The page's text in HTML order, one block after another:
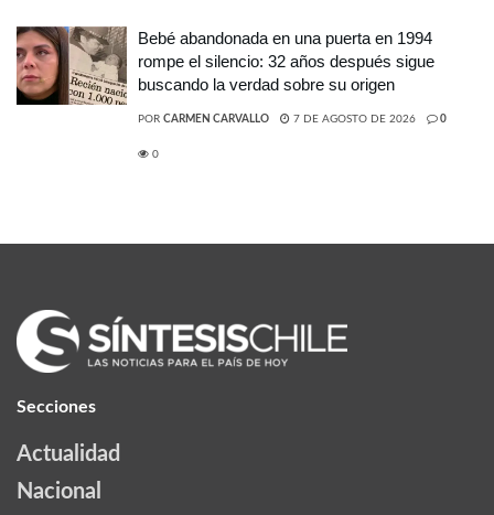
Bebé abandonada en una puerta en 1994
rompe el silencio: 32 años después sigue
buscando la verdad sobre su origen
POR CARMEN CARVALLO 7 DE AGOSTO DE 2026 0
0
Secciones
Actualidad
Nacional